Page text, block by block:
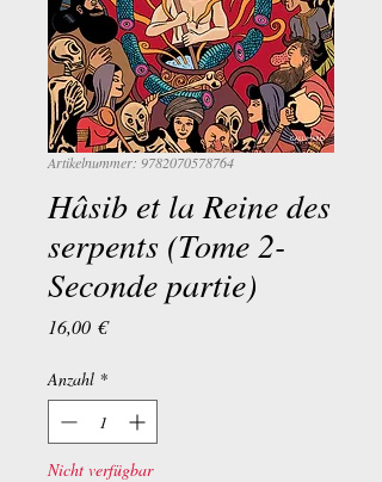
Artikelnummer: 9782070578764
Hâsib et la Reine des
serpents (Tome 2-
Seconde partie)
16,00 €Preis
Anzahl *
Nicht verfügbar